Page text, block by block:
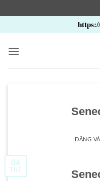
qua
nội
ĐĂNG
04
Th7